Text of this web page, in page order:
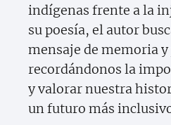
indígenas frente a la
su poesía, el autor
mensaje de memoria
recordándonos la
y valorar nuestra
un futuro más